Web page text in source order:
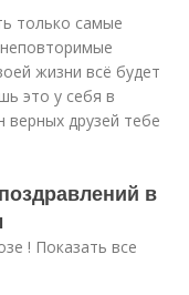
только самые
жизни всё будет
это у себя в
верных друзей тебе
в
! Показать все